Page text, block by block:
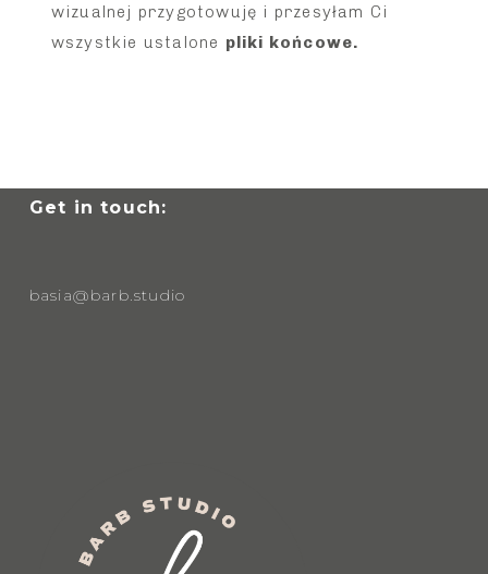
wizualnej przygotowuję i przesyłam Ci
wszystkie ustalone pliki końcowe.
Get in touch:
basia@barb.studio